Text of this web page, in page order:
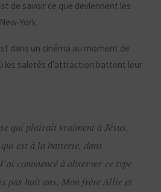
de savoir ce que deviennent les
York.
dans un cinéma au moment de
les saletés d’attraction battent leur
qui plairait vraiment à Jésus,
qui est à la batterie, dans
commencé à observer ce type
pas huit ans. Mon frère Allie et